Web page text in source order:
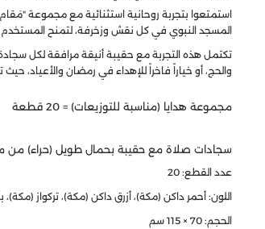
استمتعوا بتجربة روحانية استثنائية مع مجموعة
المسجد النبوي في كل نقش وزخرفة، لتمنح
تكتمل هذه التجربة مع حقيبة أنيقة مرافقة لكل
والحج، أو خياراً فاخراً للإهداء في رمضان
مجموعة هدايا (مناسبة للتوزيعات) = 20 قطعة
سجادات صلاة مع حقيبة بحمال طويل (حراء) من
عدد القطع: 20
اللون: أحمر داكن (مكة)، أزرق داكن (مكة)، تركواز
الحجم: 70 × 115 سم